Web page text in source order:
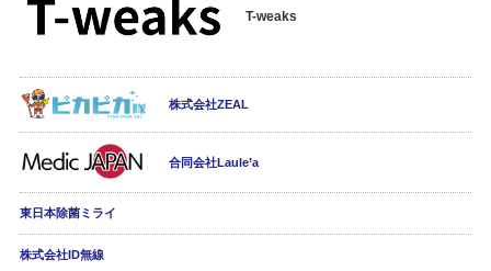
T-weaks
株式会社ZEAL
合同会社Laule’a
東日本除菌ミライ
株式会社ID無線